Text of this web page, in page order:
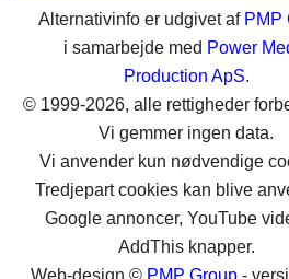
Alternativinfo er udgivet af PMP
i samarbejde med Power
Production ApS
© 1999-2026, alle rettigheder
Vi gemmer ingen data.
Vi anvender kun nødvendige
Tredjepart cookies kan blive
Google annoncer, YouTube
AddThis knapper.
Web-design © PMP Group-